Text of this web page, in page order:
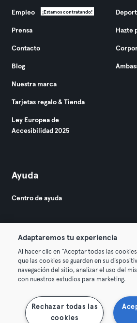
Empleo ¡Estamos contratando!
Prensa
Contacto
Blog
Nuestra marca
Tarjetas regalo & Tienda
Ley Europea de
Accesibilidad 2025
Hazte
Ayuda
Centro de ayuda
© 2026 Urban Sports Group GmbH.
Términos y condiciones Privacidad
Rescindir contratos aquí Desistir
Adaptaremos tu experiencia
Al hacer clic en “Aceptar todas las
que las cookies se guarden en su
navegación del sitio, analizar el uso del
con nuestros estudios para marketing.
Rechazar todas las
cookies